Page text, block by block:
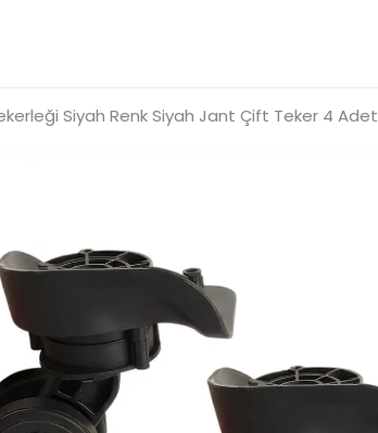
Siyah Renk Siyah Jant Çift Teker 4 Adet